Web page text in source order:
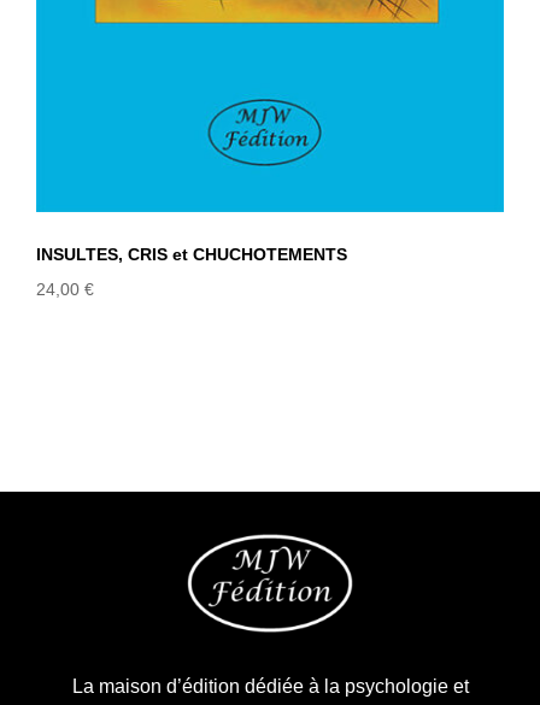
INSULTES, CRIS et CHUCHOTEMENTS
24,00 €
La maison d’édition dédiée à la psychologie et